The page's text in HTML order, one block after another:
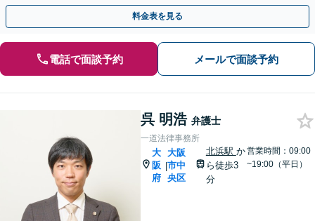
K】【弁護士歴20年以上】お気軽にご相談ください
料金表を見る
電話で面談予約 メールで面談予約
呉 明浩 弁護士
一道法律事務所
大
阪
府
|
大阪
市中
央区
北浜駅 か
ら徒歩3
分
営業時間：09:00
~19:00（平日）